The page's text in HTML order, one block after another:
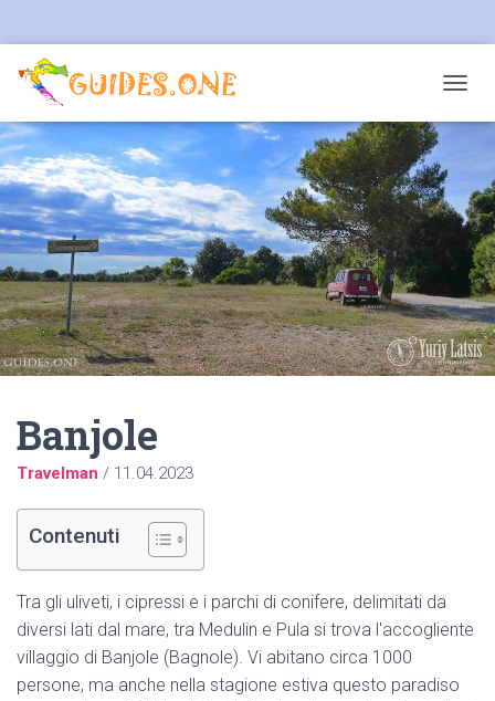
O
E
N
G
A
T
I
Banjole
Travelman / 11.04.2023
Contenuti
Tra gli uliveti, i cipressi e i parchi di conifere, delimitati da
diversi lati dal mare, tra Medulin e Pula si trova l'accogliente
villaggio di Banjole (Bagnole). Vi abitano circa 1000
persone, ma anche nella stagione estiva questo paradiso